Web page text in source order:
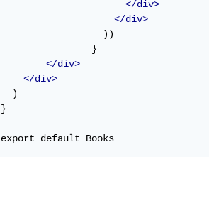
</div>
</div>
                  ))
                }
</div>
</div>
  )
}
export default Books